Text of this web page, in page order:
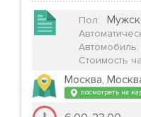
Пол:
Автомобиль:
Стоимость
Москва,
посмотреть на